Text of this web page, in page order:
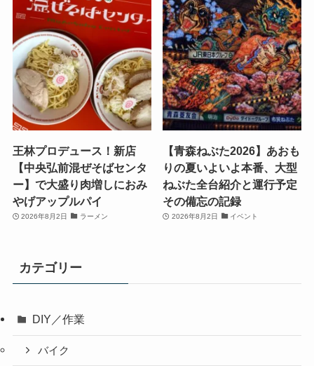
王林プロデュース！新店
【中央弘前混ぜそばセンタ
ー】で大盛り肉増しにおみ
やげアップルパイ
2026年8月2日 ラーメン
【青森ねぶた2026】あおも
りの夏いよいよ本番、大型
ねぶた全台紹介と運行予定
その備忘の記録
2026年8月2日 イベント
カテゴリー
DIY／作業
バイク